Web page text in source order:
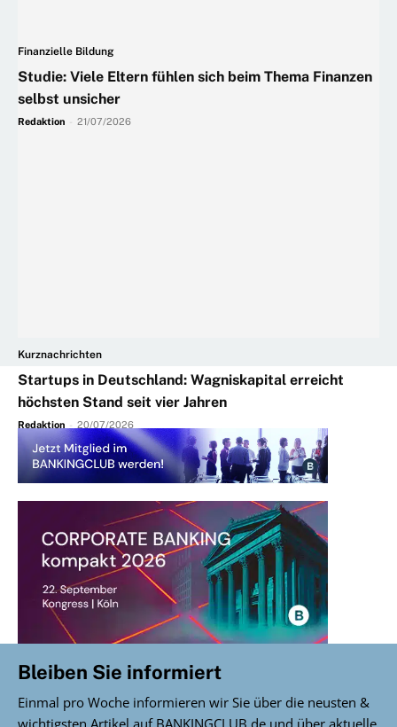
Finanzielle Bildung
Studie: Viele Eltern fühlen sich beim Thema Finanzen
selbst unsicher
Redaktion 21/07/2026
Kurznachrichten
Startups in Deutschland: Wagniskapital erreicht
höchsten Stand seit vier Jahren
Redaktion - 20/07/2026
Bleiben Sie informiert
Einmal pro Woche informieren wir Sie über die neusten &
wichtigsten Artikel auf BANKINGCLUB.de und über aktuelle